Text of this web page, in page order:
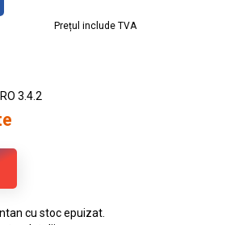
Prețul include TVA
cu stoc epuizat.